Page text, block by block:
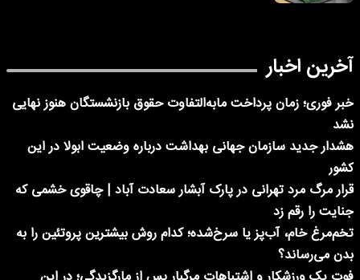
آخرین اخبار
خبر فوری؛ زمان پرداخت مابه‌التفاوت حقوق بازنشستگان هنوز نهایی
نشد
هشدار جدید سازمان جهانی بهداشت درباره وضعیت ابولا در این
کشور
قرار مرگ مرد تهرانی در پارک آبشار سعادت آباد | چاقوی خشمی که
جنایت را رقم زد
تخم‌مرغ خام، آب‌پز یا سرخ‌شده؛ کدام روش بیشترین پروتئین را به
بدن می‌رساند؟